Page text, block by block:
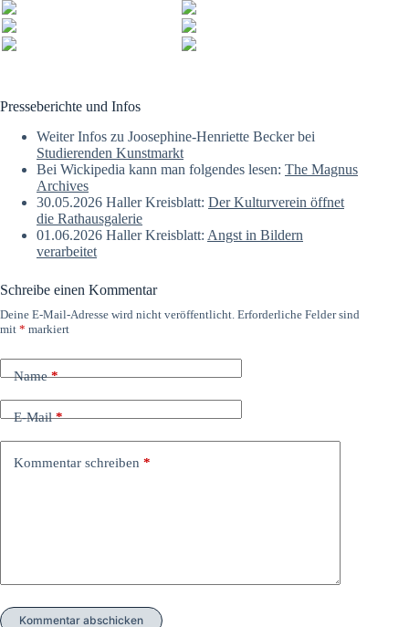
Presseberichte und Infos
Weiter Infos zu Joosephine-Henriette Becker bei
Studierenden Kunstmarkt
Bei Wickipedia kann man folgendes lesen: The Magnus
Archives
30.05.2026 Haller Kreisblatt: Der Kulturverein öffnet
die Rathausgalerie
01.06.2026 Haller Kreisblatt: Angst in Bildern
verarbeitet
Schreibe einen Kommentar
Deine E-Mail-Adresse wird nicht veröffentlicht. Erforderliche Felder sind
mit * markiert
Name*
E-Mail*
Kommentar schreiben *
Kommentar abschicken